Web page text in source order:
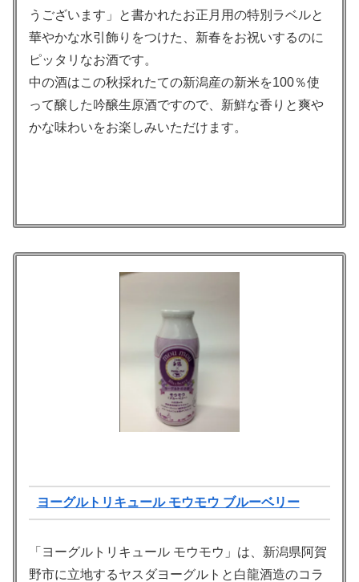
うございます」と書かれたお正月用の特別ラベルと
華やかな水引飾りをつけた、新春をお祝いするのに
ピッタリなお酒です。
中の酒はこの秋採れたての新潟産の新米を100％使
って醸した吟醸生原酒ですので、新鮮な香りと爽や
かな味わいをお楽しみいただけます。
ヨーグルトリキュール モウモウ ブルーベリー
「ヨーグルトリキュール モウモウ」は、新潟県阿賀
野市に立地するヤスダヨーグルトと白龍酒造のコラ